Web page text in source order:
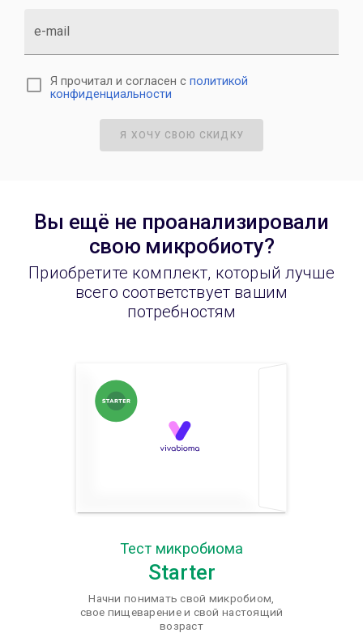
e-mail
Я прочитал и согласен с политикой
конфиденциальности
Я ХОЧУ СВОЮ СКИДКУ
Вы ещё не проанализировали
свою микробиоту?
Приобретите комплект, который лучше
всего соответствует вашим
потребностям
Тест микробиома
Starter
Начни понимать свой микробиом,
свое пищеварение и свой настоящий
возраст